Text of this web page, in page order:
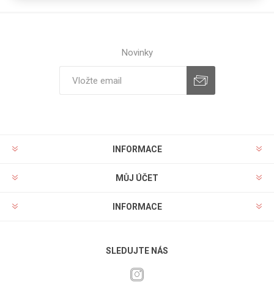
Novinky
INFORMACE
MŮJ ÚČET
INFORMACE
SLEDUJTE NÁS